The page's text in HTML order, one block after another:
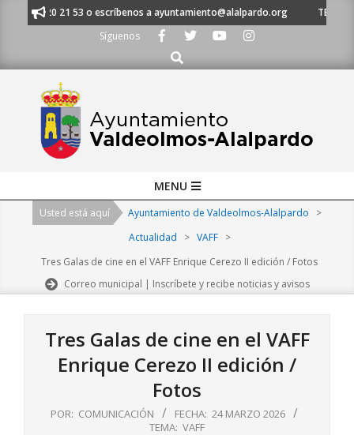
al 91 620 21 53 o escríbenos a ayuntamiento@alalpardo.org
TE
Síguenos
Buscar
Navigation
MENU
Usted está aquí Ayuntamiento de Valdeolmos-Alalpardo
>
Actualidad
> VAFF
>
Tres Galas de cine en el VAFF Enrique Cerezo II edición / Fotos
Correo municipal | Inscríbete y recibe noticias y avisos
Tres Galas de cine en el VAFF
Enrique Cerezo II edición /
Fotos
POR: COMUNICACIÓN FECHA: 24 MARZO 2026
TEMA: VAFF